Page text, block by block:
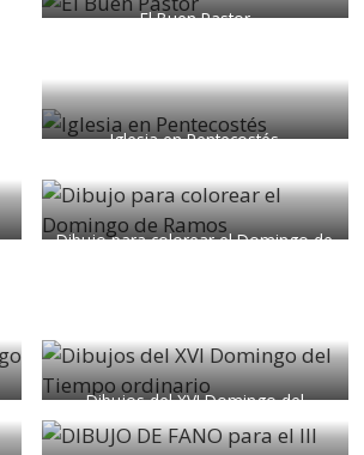
El Buen Pastor
Iglesia en Pentecostés
Dibujo para colorear el Domingo de
Dibujos del XVI Domingo del
Tiempo ordinario